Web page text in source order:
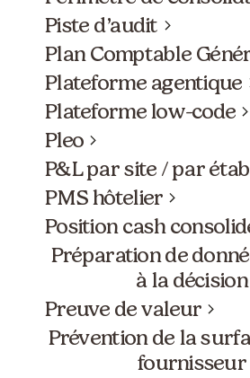
Piste d’audit
Plan Comptable
Plateforme agentique
Plateforme low-code
Pleo
P&L par site / par
PMS hôtelier
Position cash
Préparation de
à la décision
Preuve de valeur
Prévention de la
fournisseur